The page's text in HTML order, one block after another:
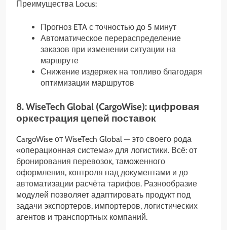
Преимущества Locus:
Прогноз ETA с точностью до 5 минут
Автоматическое перераспределение
заказов при изменении ситуации на
маршруте
Снижение издержек на топливо благодаря
оптимизации маршрутов
8. WiseTech Global (CargoWise): цифровая
оркестрация цепей поставок
CargoWise от WiseTech Global — это своего рода
«операционная система» для логистики. Всё: от
бронирования перевозок, таможенного
оформления, контроля над документами и до
автоматизации расчёта тарифов. Разнообразие
модулей позволяет адаптировать продукт под
задачи экспортеров, импортеров, логистических
агентов и транспортных компаний.